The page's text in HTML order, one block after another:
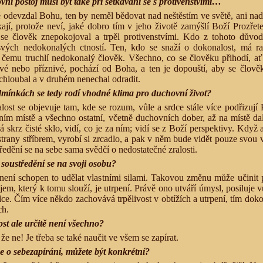
Bohu, ten by neměl bědovat nad neštěstím ve světě, ani
protože neví, jaké dobro tím v jeho životě zamýšlí Boží
člověk znepokojoval a trpěl protivenstvími. Kdo z tohoto
nedokonalých ctností. Ten, kdo se snaží o dokonalost, má
truchlí nedokonalý člověk. Všechno, co se člověku přihodí,
nebo příznivé, pochází od Boha, a ten je dopouští, aby se
a v druhém nenechal odradit.
se tedy rodí vhodné klima pro duchovní život?
se objevuje tam, kde se rozum, vůle a srdce stále více podřizují
místě a všechno ostatní, včetně duchovních dober, až na místě
skrz čisté sklo, vidí, co je za ním; vidí se z Boží perspektivy. Když
stříbrem, vyrobí si zrcadlo, a pak v něm bude vidět pouze svou
se na sebe sama svědčí o nedostatečné zralosti.
se na svoji osobu?
schopen to udělat vlastními silami. Takovou změnu může učinit
který k tomu slouží, je utrpení. Právě ono utváří úmysl, posiluje
Čím více někdo zachovává trpělivost v obtížích a utrpení, tím
ale určitě není všechno?
ne! Je třeba se také naučit ve všem se zapírat.
o sebezapírání, můžete být konkrétní?